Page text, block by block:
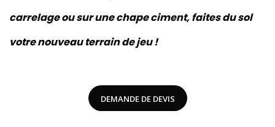
carrelage ou sur une chape ciment, faites du sol
votre nouveau terrain de jeu !
DEMANDE DE DEVIS